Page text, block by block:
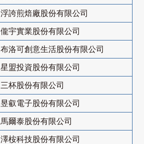
浮誇煎焙廠股份有限公司
儱宇實業股份有限公司
布洛可創意生活股份有限公司
星盟投資股份有限公司
三杯股份有限公司
昱叡電子股份有限公司
馬爾泰股份有限公司
澤桉科技股份有限公司